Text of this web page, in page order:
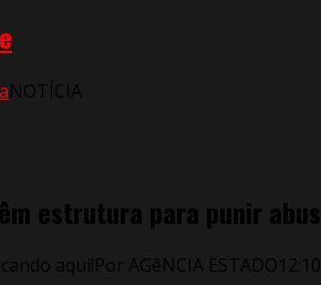
NOTÍCIA
estrutura para punir
aqui!Por AGêNCIA